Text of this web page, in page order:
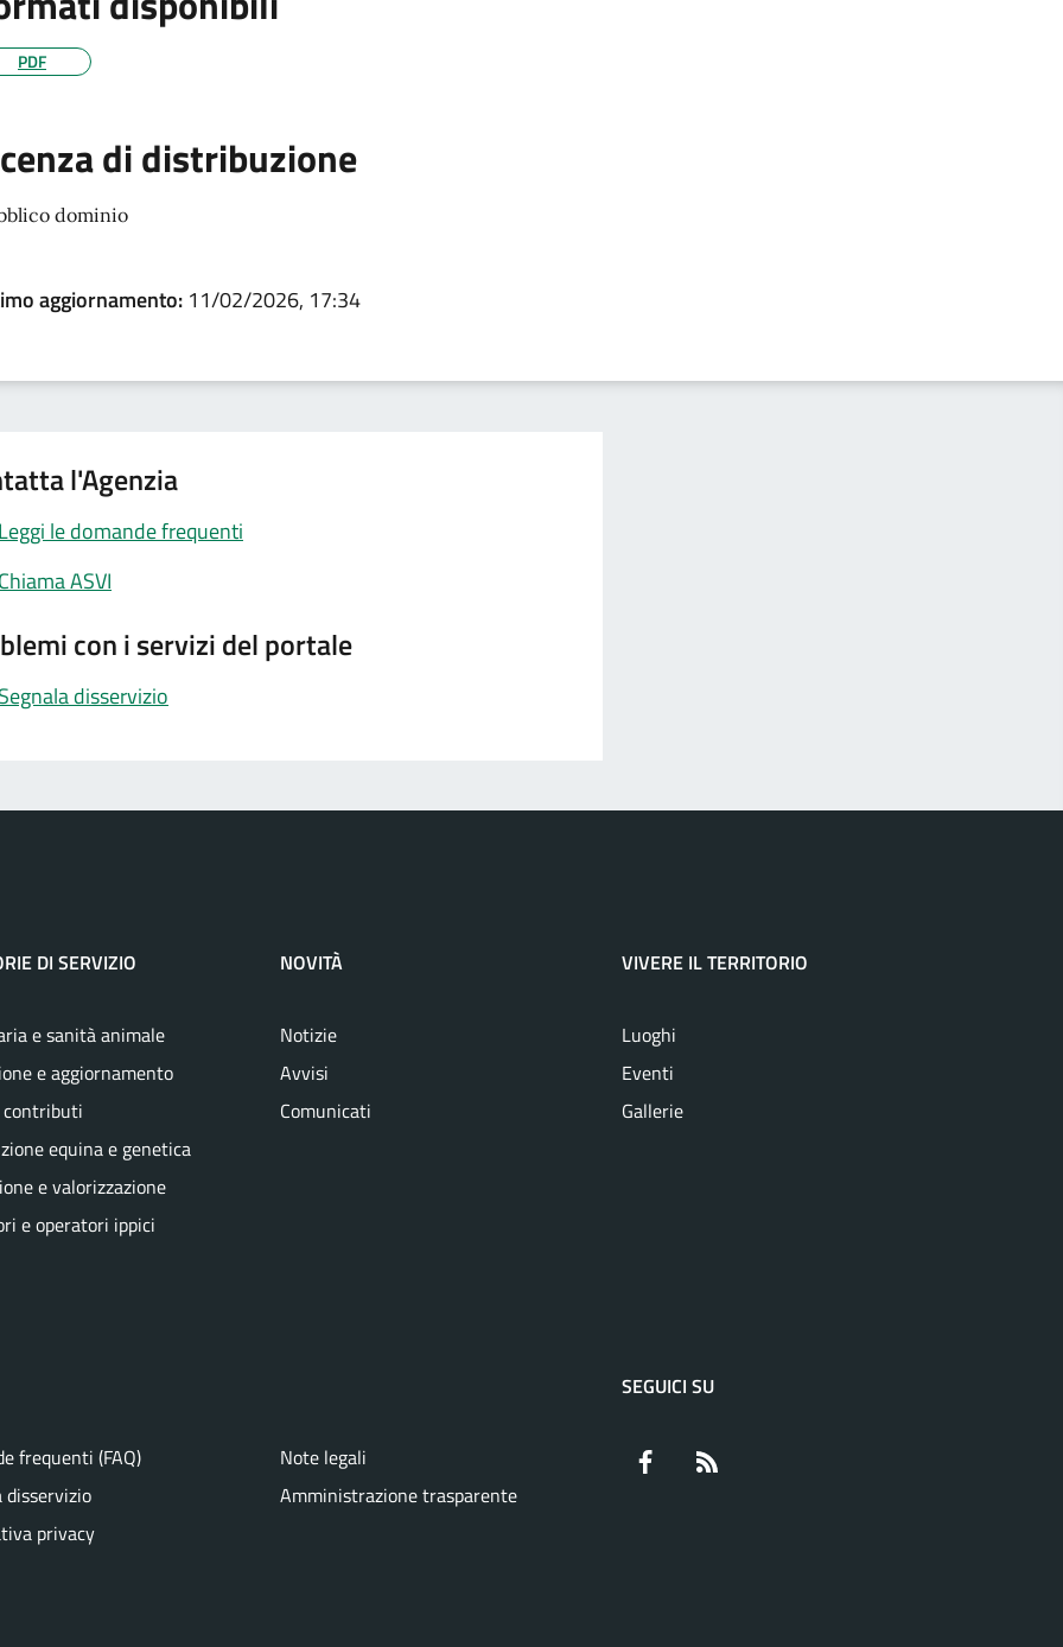
PDF
di distribuzione
dominio
aggiornamento: 11/02/2026, 17:34
l'Agenzia
le domande frequenti
ASVI
con i servizi del portale
disservizio
DI SERVIZIO
e sanità animale
e aggiornamento
contributi
equina e genetica
e valorizzazione
e operatori ippici
NOVITÀ
Notizie
Avvisi
Comunicati
VIVERE IL TERRITORIO
Luoghi
Eventi
Gallerie
frequenti (FAQ)
disservizio
privacy
Note legali
Amministrazione trasparente
SEGUICI SU
Facebook